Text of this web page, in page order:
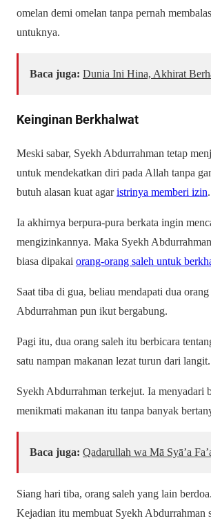
omelan demi omelan tanpa pernah
untuknya.
Baca juga: Dunia Ini Hina, Akhirat
Keinginan Berkhalwat
Meski sabar, Syekh Abdurrahman tetap
untuk mendekatkan diri pada Allah tanpa
butuh alasan kuat agaristrinya memberi izin.
Ia akhirnya berpura-pura berkata ingin
mengizinkannya. Maka Syekh
biasa dipakai orang-orang saleh untuk
Saat tiba di gua, beliau mendapati dua
Abdurrahman pun ikut bergabung.
Pagi itu, dua orang saleh itu berbicara
satu nampan makanan lezat turun dari langit.
Syekh Abdurrahman terkejut. Ia menyadari
menikmati makanan itu tanpa banyak
Baca juga: Qadarullah wa Mā Syā’a
Siang hari tiba, orang saleh yang lain
Kejadian itu membuat Syekh Abdurrahman